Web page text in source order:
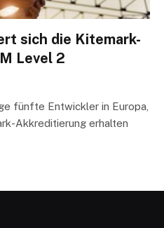
sich die Kitemark-
Level 2
fünfte Entwickler in Europa,
Akkreditierung erhalten